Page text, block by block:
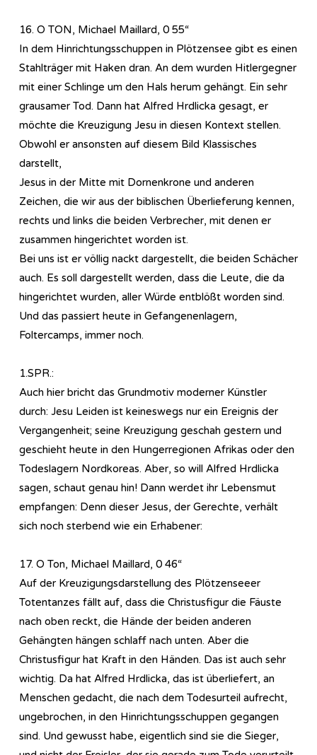
16. O TON, Michael Maillard, 0 55“
In dem Hinrichtungsschuppen in Plötzensee gibt es einen
Stahlträger mit Haken dran. An dem wurden Hitlergegner
mit einer Schlinge um den Hals herum gehängt. Ein sehr
grausamer Tod. Dann hat Alfred Hrdlicka gesagt, er
möchte die Kreuzigung Jesu in diesen Kontext stellen.
Obwohl er ansonsten auf diesem Bild Klassisches
darstellt,
Jesus in der Mitte mit Dornenkrone und anderen
Zeichen, die wir aus der biblischen Überlieferung kennen,
rechts und links die beiden Verbrecher, mit denen er
zusammen hingerichtet worden ist.
Bei uns ist er völlig nackt dargestellt, die beiden Schächer
auch. Es soll dargestellt werden, dass die Leute, die da
hingerichtet wurden, aller Würde entblößt worden sind.
Und das passiert heute in Gefangenenlagern,
Foltercamps, immer noch.
1.SPR.:
Auch hier bricht das Grundmotiv moderner Künstler
durch: Jesu Leiden ist keineswegs nur ein Ereignis der
Vergangenheit; seine Kreuzigung geschah gestern und
geschieht heute in den Hungerregionen Afrikas oder den
Todeslagern Nordkoreas. Aber, so will Alfred Hrdlicka
sagen, schaut genau hin! Dann werdet ihr Lebensmut
empfangen: Denn dieser Jesus, der Gerechte, verhält
sich noch sterbend wie ein Erhabener:
17. O Ton, Michael Maillard, 0 46“
Auf der Kreuzigungsdarstellung des Plötzenseeer
Totentanzes fällt auf, dass die Christusfigur die Fäuste
nach oben reckt, die Hände der beiden anderen
Gehängten hängen schlaff nach unten. Aber die
Christusfigur hat Kraft in den Händen. Das ist auch sehr
wichtig. Da hat Alfred Hrdlicka, das ist überliefert, an
Menschen gedacht, die nach dem Todesurteil aufrecht,
ungebrochen, in den Hinrichtungsschuppen gegangen
sind. Und gewusst habe, eigentlich sind sie die Sieger,